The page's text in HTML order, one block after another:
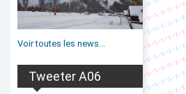
Voir toutes les news...
Tweeter A06